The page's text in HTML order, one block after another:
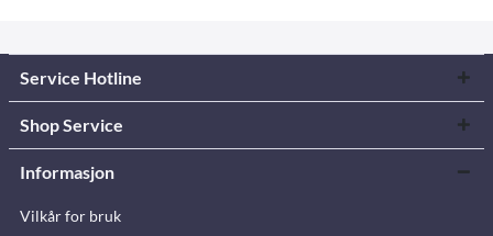
Service Hotline
Shop Service
Informasjon
Vilkår for bruk